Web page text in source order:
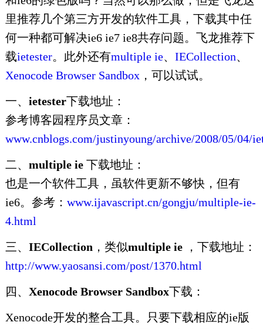
里推荐几个第三方开发的软件工具，下载其中任
何一种都可解决ie6 ie7 ie8共存问题。飞龙推荐下
载ietester。此外还有multiple ie、 IECollection、
Xenocode Browser Sandbox，可以试试。
一、 ietester下载地址：
参考博客园程序员文章：
www.cnblogs.com/justinyoung/archive/2008/05/04/
二、 multiple ie下载地址：
也是一个软件工具，虽软件更新不够快，但有
ie6。参考： www.ijavascript.cn/gongju/multiple-ie-
4.html
三、 IECollection ，类似multiple ie，下载地址：
http://www.yaosansi.com/post/1370.html
四、 Xenocode Browser Sandbox下载：
Xenocode开发的整合工具。只要下载相应的ie版